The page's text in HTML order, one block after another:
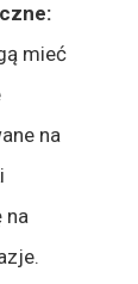
mieć
na
na